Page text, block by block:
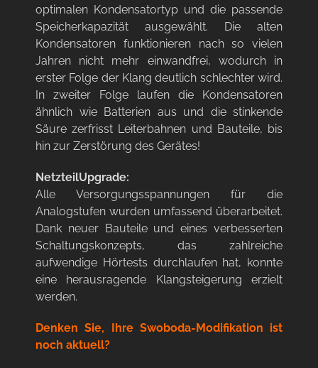
optimalen Kondensatortyp und die passende
Speicherkapazität ausgewählt. Die alten
Kondensatoren funktionieren nach so vielen
Jahren nicht mehr einwandfrei, wodurch in
erster Folge der Klang deutlich schlechter wird.
In zweiter Folge laufen die Kondensatoren
ähnlich wie Batterien aus und die stinkende
Säure zerfrisst Leiterbahnen und Bauteile, bis
hin zur Zerstörung des Gerätes!
NetzteilUpgrade:
Alle Versorgungsspannungen für die
Analogstufen wurden umfassend überarbeitet.
Dank neuer Bauteile und eines verbesserten
Schaltungskonzepts, das zahlreiche
aufwendige Hörtests durchlaufen hat, konnte
eine herausragende Klangsteigerung erzielt
werden.
Denken Sie, Ihre Swoboda-Modifikation ist
noch aktuell?